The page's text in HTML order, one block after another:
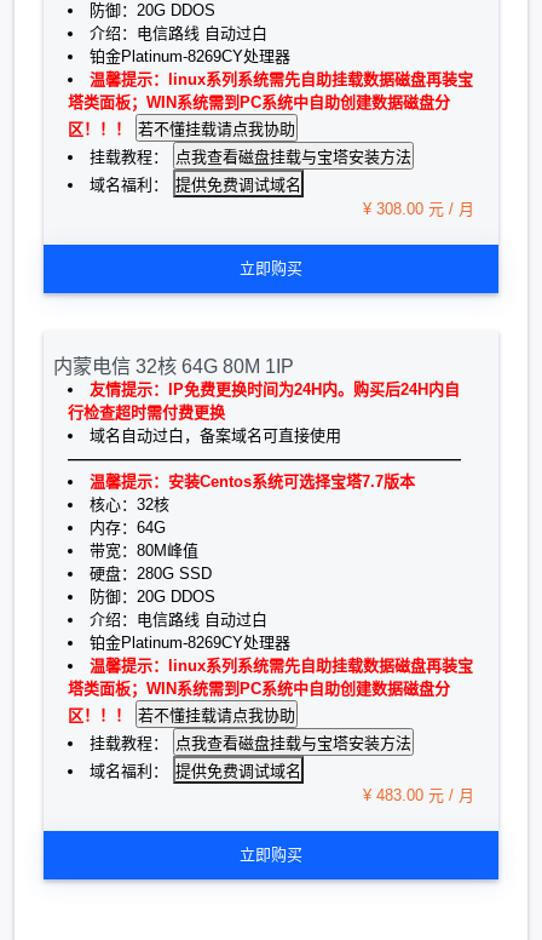
防御：20G DDOS
介绍：电信路线 自动过白
铂金Platinum-8269CY处理器
温馨提示：linux系列系统需先自助挂载数据磁盘再装宝
塔类面板；WIN系统需到PC系统中自助创建数据磁盘分
区！！！
挂载教程：
域名福利：
提供免费调试域名
¥ 308.00 元 / 月
立即购买
内蒙电信 32核 64G 80M 1IP
友情提示：IP免费更换时间为24H内。购买后24H内自
行检查超时需付费更换
域名自动过白，备案域名可直接使用
—————————————————————————
温馨提示：安装Centos系统可选择宝塔7.7版本
核心：32核
内存：64G
带宽：80M峰值
硬盘：280G SSD
防御：20G DDOS
介绍：电信路线 自动过白
铂金Platinum-8269CY处理器
温馨提示：linux系列系统需先自助挂载数据磁盘再装宝
塔类面板；WIN系统需到PC系统中自助创建数据磁盘分
区！！！
挂载教程：
域名福利：
提供免费调试域名
¥ 483.00 元 / 月
立即购买